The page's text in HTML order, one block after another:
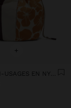
+
SAC MULTI-USAGES EN NYLON IMPRIMÉ FLORAL